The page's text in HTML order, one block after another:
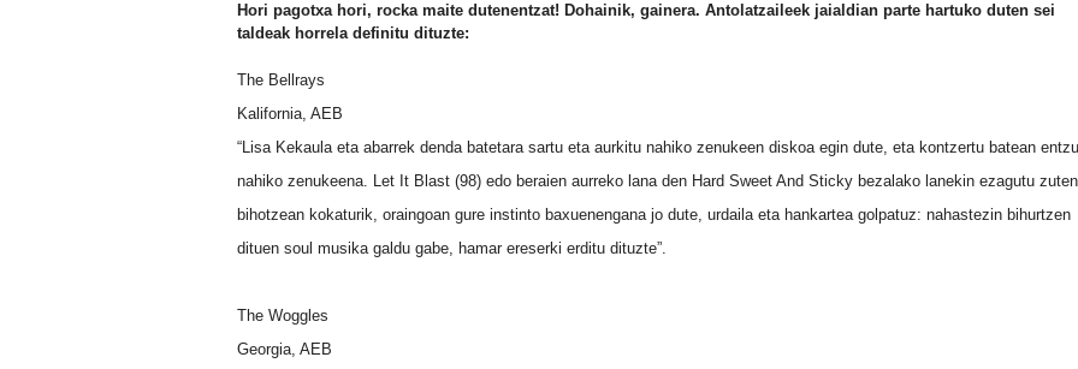
Hori pagotxa hori, rocka maite dutenentzat! Dohainik, gainera. Antolatzaileek jaialdian parte hartuko duten sei
taldeak horrela definitu dituzte:
The Bellrays
Kalifornia, AEB
“Lisa Kekaula eta abarrek denda batetara sartu eta aurkitu nahiko zenukeen diskoa egin dute, eta kontzertu batean
nahiko zenukeena. Let It Blast (98) edo beraien aurreko lana den Hard Sweet And Sticky bezalako lanekin ezagutu
bihotzean kokaturik, oraingoan gure instinto baxuenengana jo dute, urdaila eta hankartea golpatuz: nahastezin bihurtzen
dituen soul musika galdu gabe, hamar ereserki erditu dituzte”.
The Woggles
Georgia, AEB